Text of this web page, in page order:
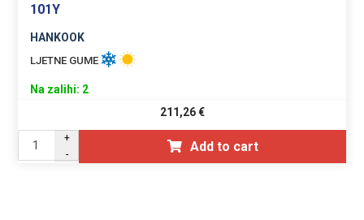
101Y
HANKOOK
LJETNE GUME
Na zalihi: 2
211,26€
+
-
Add to cart